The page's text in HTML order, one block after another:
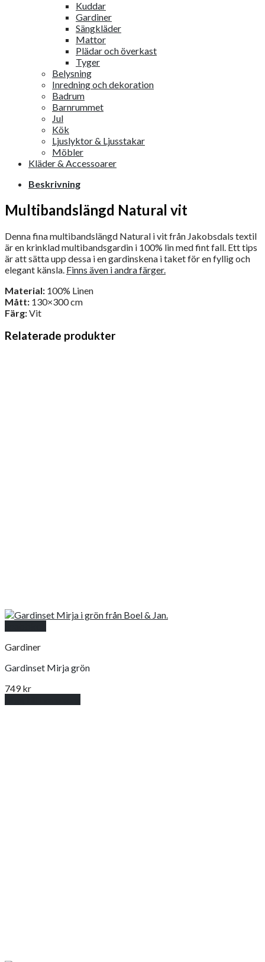
Kuddar
Gardiner
Sängkläder
Mattor
Plädar och överkast
Tyger
Belysning
Inredning och dekoration
Badrum
Barnrummet
Jul
Kök
Ljuslyktor & Ljusstakar
Möbler
Kläder & Accessoarer
Beskrivning
Multibandslängd Natural vit
Denna fina multibandslängd Natural i vit från Jakobsdals textil
är en krinklad multibandsgardin i 100% lin med fint fall. Ett tips
är att sätta upp dessa i en gardinskena i taket för en fyllig och
elegant känsla. Finns även i andra färger.
Material: 100% Linen
Mått: 130×300 cm
Färg:Vit
Relaterade produkter
Gardiner
Gardinset Mirja grön
749kr